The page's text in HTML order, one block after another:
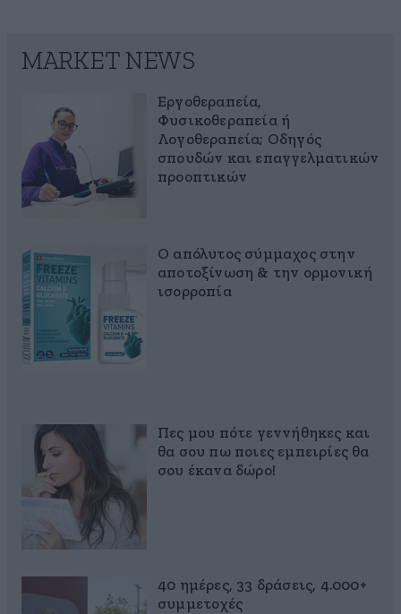
MARKET NEWS
Εργοθεραπεία,
Φυσικοθεραπεία ή
Λογοθεραπεία; Οδηγός
σπουδών και επαγγελματικών
προοπτικών
Ο απόλυτος σύμμαχος στην
αποτοξίνωση & την ορμονική
ισορροπία
Πες μου πότε γεννήθηκες και
θα σου πω ποιες εμπειρίες θα
σου έκανα δώρο!
40 ημέρες, 33 δράσεις, 4.000+
συμμετοχές